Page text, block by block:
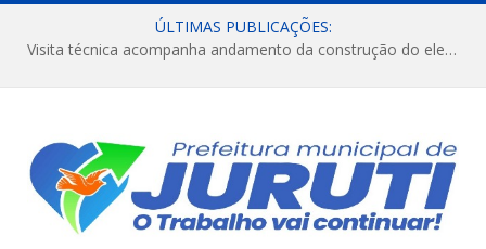
ÚLTIMAS PUBLICAÇÕES:
Visita técnica acompanha andamento da construção do elevado na comunidade Diamantino, região do Miri.